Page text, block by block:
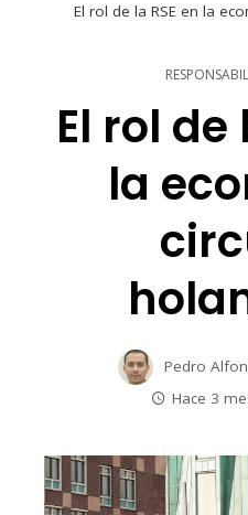
El rol de la RSE en la
El rol de
la
Pedro
Hace 3